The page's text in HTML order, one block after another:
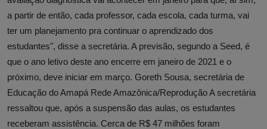
a partir de então, cada professor, cada escola, cada turma, vai
ter um planejamento pra continuar o aprendizado dos
estudantes", disse a secretária. A previsão, segundo a Seed, é
que o ano letivo deste ano encerre em janeiro de 2021 e o
próximo, deve iniciar em março. Goreth Sousa, secretária de
Educação do Amapá Rede Amazônica/Reprodução A secretária
ressaltou que, após a suspensão das aulas, os estudantes
receberam assistência. Cerca de R$ 47 milhões foram